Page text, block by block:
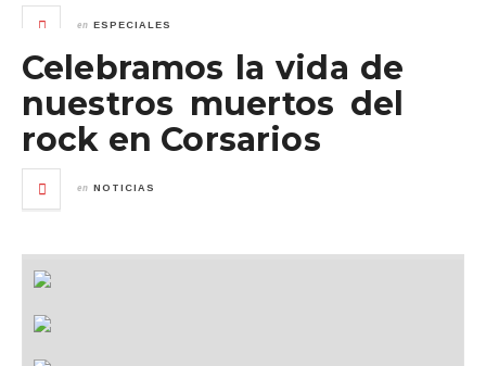
en ESPECIALES
Celebramos la vida de
nuestros muertos del
rock en Corsarios
en NOTICIAS